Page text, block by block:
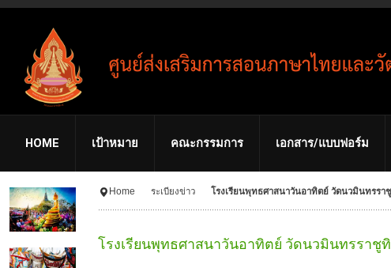
HOME เป้าหมาย คณะกรรมการ เอกสาร/แบบฟอร์ม
Home ระเบียงข่าว โรงเรียนพุทธศาสนาวันอาทิตย์ วัดนวมินทรร
โรงเรียนพุทธศาสนาวันอาทิตย์ วัดนวมินทรราชู